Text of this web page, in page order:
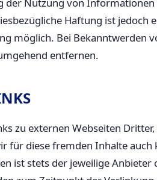
Haftung ist jedoch
möglich. Bei Bekanntwerden
entfernen.
zu externen Webseiten
für diese fremden Inhalte
ist stets der jeweilige